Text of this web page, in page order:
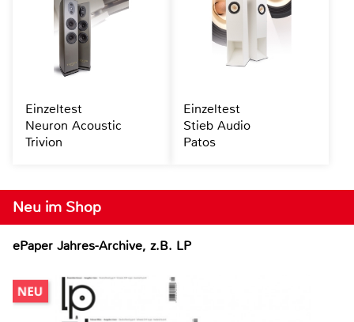
Neu im Shop
ePaper Jahres-Archive, z.B. LP
Einzeltest
Neuron Acoustic
Trivion
Einzeltest
Stieb Audio
Patos